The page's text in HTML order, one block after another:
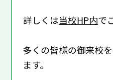
詳しくは当校HP内で
多くの皆様の御来校
ます。